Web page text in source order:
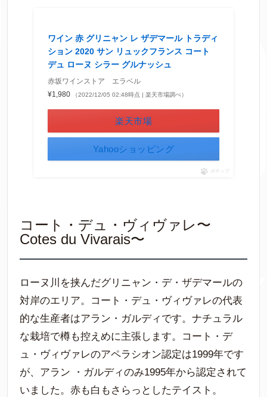
ワイン 赤 グリニャン レ ザデマール トラディ
ション 2020 サン リュックフランス コート
デュ ローヌ シラー グルナッシュ
赤坂ワインストア エラベル
¥1,980
（2022/12/05 02:48時点 | 楽天市場調べ）
楽天市場
Yahooショッピング
ポチップ
コート・デュ・ヴィヴァレ〜
Cotes du Vivarais〜
ローヌ川を挟んだグリニャン・デ・ザデマールの
対岸のエリア。コート・デュ・ヴィヴァレの代表
的な生産者はアラン・ガルディです。ナチュラル
な栽培で樽も控えめに主張します。コート・デ
ュ・ヴィヴァレのアペラシオン認定は1999年です
が、アラン ・ガルディのみ1995年から認定されて
いました。赤も白もさらっとしたテイスト。